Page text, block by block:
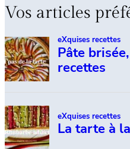
Vos articles